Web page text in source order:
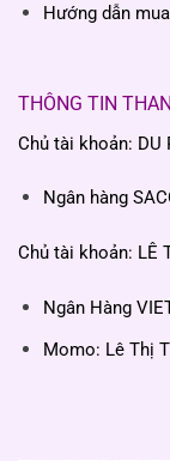
Hướng dẫn
THÔNG TIN
Chủ tài khoản: DU
Ngân hàng
Chủ tài khoản: LÊ
Ngân Hàng
Momo: Lê Thị